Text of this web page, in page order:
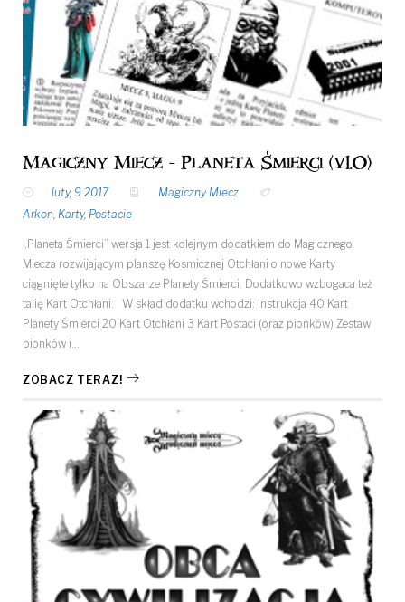
Magiczny Miecz - Planeta Śmierci (v1.0)
luty, 9 2017
Magiczny Miecz
Arkon Karty, Postacie
„Planeta Śmierci” wersja 1 jest kolejnym dodatkiem do Magicznego
Miecza rozwijającym planszę Kosmicznej Otchłani o nowe Karty
ciągnięte tylko na Obszarze Planety Śmierci. Dodatkowo wzbogaca też
talię Kart Otchłani. W skład dodatku wchodzi: Instrukcja 40 Kart
Planety Śmierci 20 Kart Otchłani 3 Kart Postaci (oraz pionków) Zestaw
pionków i…
ZOBACZ TERAZ!